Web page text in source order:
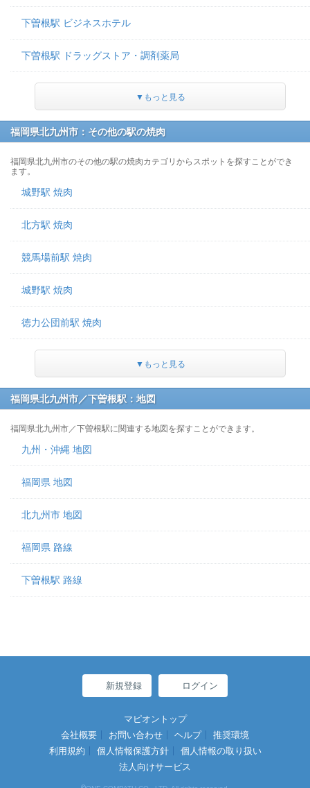
下曽根駅 ビジネスホテル
下曽根駅 ドラッグストア・調剤薬局
▼もっと見る
福岡県北九州市：その他の駅の焼肉
福岡県北九州市のその他の駅の焼肉カテゴリからスポットを探すことができ
ます。
城野駅 焼肉
北方駅 焼肉
競馬場前駅 焼肉
城野駅 焼肉
徳力公団前駅 焼肉
▼もっと見る
福岡県北九州市／下曽根駅：地図
福岡県北九州市／下曽根駅に関連する地図を探すことができます。
九州・沖縄 地図
福岡県 地図
北九州市 地図
福岡県 路線
下曽根駅 路線
新規登録 ログイン
マピオントップ
会社概要
お問い合わせ ヘルプ
推奨環境
利用規約
個人情報保護方針
個人情報の取り扱い
法人向けサービス